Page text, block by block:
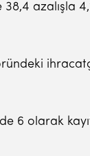
38,4 azalışla
6 olarak